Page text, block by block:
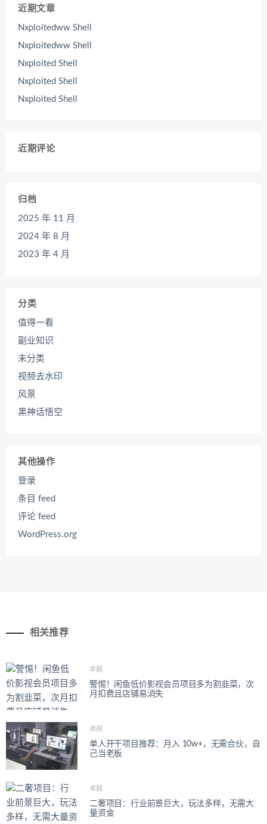
近期文章
Nxploitedww Shell
Nxploitedww Shell
Nxploited Shell
Nxploited Shell
Nxploited Shell
近期评论
归档
2025 年 11 月
2024 年 8 月
2023 年 4 月
分类
值得一看
副业知识
未分类
视频去水印
风景
黑神话悟空
其他操作
登录
条目 feed
评论 feed
WordPress.org
相关推荐
卓越
警惕！闲鱼低价影视会员项目多为割韭菜，次
月扣费且店铺易消失
卓越
单人开干项目推荐：月入 10w+，无需合伙，自
己当老板
卓越
二奢项目：行业前景巨大，玩法多样，无需大
量资金